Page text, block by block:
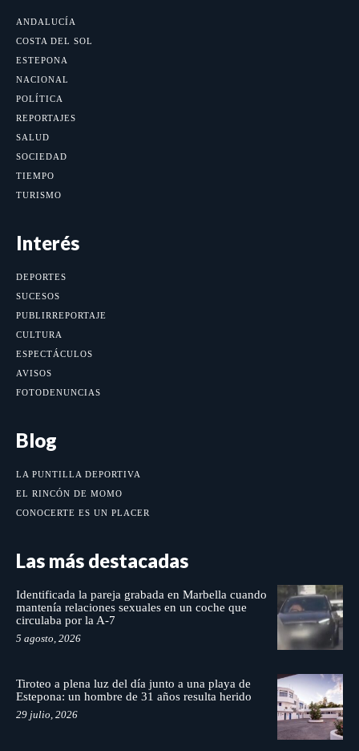
ANDALUCÍA
COSTA DEL SOL
ESTEPONA
NACIONAL
POLÍTICA
REPORTAJES
SALUD
SOCIEDAD
TIEMPO
TURISMO
Interés
DEPORTES
SUCESOS
PUBLIRREPORTAJE
CULTURA
ESPECTÁCULOS
AVISOS
FOTODENUNCIAS
Blog
LA PUNTILLA DEPORTIVA
EL RINCÓN DE MOMO
CONOCERTE ES UN PLACER
Las más destacadas
Identificada la pareja grabada en Marbella cuando
mantenía relaciones sexuales en un coche que
circulaba por la A-7
5 agosto, 2026
Tiroteo a plena luz del día junto a una playa de
Estepona: un hombre de 31 años resulta herido
29 julio, 2026